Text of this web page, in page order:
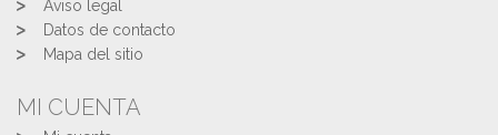
Aviso legal
Datos de contacto
Mapa del sitio
MI CUENTA